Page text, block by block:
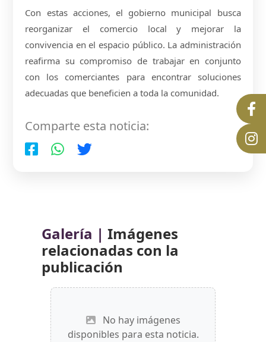
Con estas acciones, el gobierno municipal busca
reorganizar el comercio local y mejorar la
convivencia en el espacio público. La administración
reafirma su compromiso de trabajar en conjunto
con los comerciantes para encontrar soluciones
adecuadas que beneficien a toda la comunidad.
Comparte esta noticia:
Galería | Imágenes
relacionadas con la
publicación
No hay imágenes
disponibles para esta noticia.